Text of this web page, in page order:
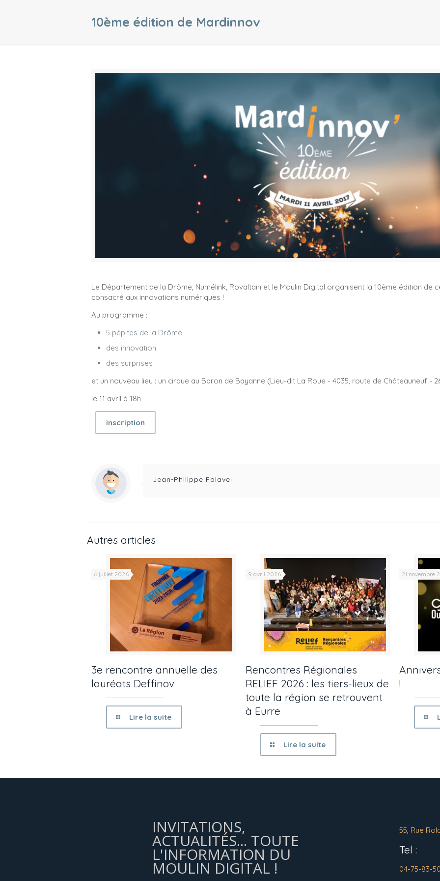
10ème édition de Mardinnov
Le Département de la Drôme, Numélink, Rovaltain et le Moulin Digital organisent la 10ème édition de
consacré aux innovations numériques !
Au programme :
5 pépites de la Drôme
des innovation
des surprises
et un nouveau lieu : un cirque au Baron de Bayanne (Lieu-dit La Roue - 4035, route de Châteauneuf -
le 11 avril à 18h
inscription
Jean-Philippe Falavel
Autres articles
6 juillet 2026
3e rencontre annuelle des
lauréats Deffinov
Lire la suite
9 avril 2026
Rencontres Régionales
RELIEF 2026 : les tiers-lieux de
toute la région se retrouvent
à Eurre
Lire la suite
21 novembre
!
INVITATIONS,
ACTUALITÉS... TOUTE
L'INFORMATION DU
MOULIN DIGITAL !
55, Rue
Tel :
04-75-83-